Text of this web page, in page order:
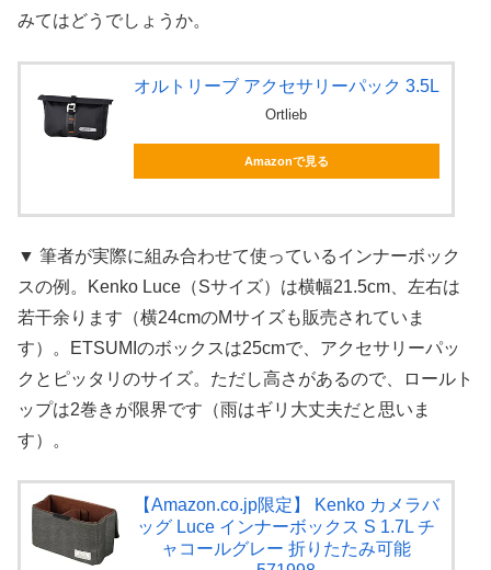
みてはどうでしょうか。
オルトリーブ アクセサリーパック 3.5L
Ortlieb
Amazonで見る
▼ 筆者が実際に組み合わせて使っているインナーボック
スの例。Kenko Luce（Sサイズ）は横幅21.5cm、左右は
若干余ります（横24cmのMサイズも販売されていま
す）。ETSUMIのボックスは25cmで、アクセサリーパッ
クとピッタリのサイズ。ただし高さがあるので、ロールト
ップは2巻きが限界です（雨はギリ大丈夫だと思いま
す）。
【Amazon.co.jp限定】 Kenko カメラバ
ッグ Luce インナーボックス S 1.7L チ
ャコールグレー 折りたたみ可能